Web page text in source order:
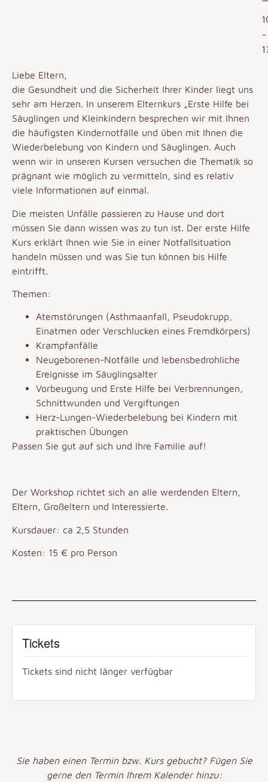
-
Liebe Eltern,
die Gesundheit und die Sicherheit Ihrer Kinder liegt uns
sehr am Herzen. In unserem Elternkurs „Erste Hilfe bei
Säuglingen und Kleinkindern besprechen wir mit Ihnen
die häufigsten Kindernotfälle und üben mit Ihnen die
Wiederbelebung von Kindern und Säuglingen. Auch
wenn wir in unseren Kursen versuchen die Thematik so
prägnant wie möglich zu vermitteln, sind es relativ
viele Informationen auf einmal.
Die meisten Unfälle passieren zu Hause und dort
müssen Sie dann wissen was zu tun ist. Der erste Hilfe
Kurs erklärt Ihnen wie Sie in einer Notfallsituation
handeln müssen und was Sie tun können bis Hilfe
eintrifft.
Themen:
Atemstörungen (Asthmaanfall, Pseudokrupp,
Einatmen oder Verschlucken eines Fremdkörpers)
Krampfanfälle
Neugeborenen-Notfälle und lebensbedrohliche
Ereignisse im Säuglingsalter
Vorbeugung und Erste Hilfe bei Verbrennungen,
Schnittwunden und Vergiftungen
Herz-Lungen-Wiederbelebung bei Kindern mit
praktischen Übungen
Passen Sie gut auf sich und Ihre Familie auf!
Der Workshop richtet sich an alle werdenden Eltern,
Eltern, Großeltern und Interessierte.
Kursdauer: ca 2,5 Stunden
Kosten: 15 € pro Person
Tickets
Tickets sind nicht länger verfügbar
Sie haben einen Termin bzw. Kurs gebucht? Fügen Sie
gerne den Termin Ihrem Kalender hinzu: